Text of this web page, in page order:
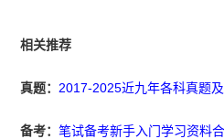
相关推荐
真题： 2017-2025近九年各科真题
备考：笔试备考新手入门学习资料